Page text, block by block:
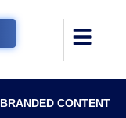
BRANDED CONTENT